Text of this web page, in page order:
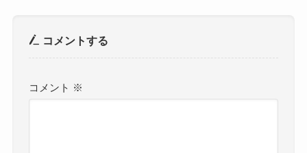
コメントする
コメント ※